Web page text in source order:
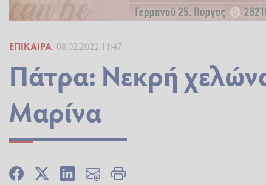
ΕΠΊΚΑΙΡΑ 08.02.2022 11:47
Πάτρα: Νεκρή
Μαρίνα